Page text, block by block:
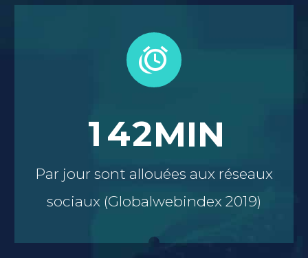


1 42MIN
Par jour sont allouées aux réseaux
sociaux (Globalwebindex 2019)